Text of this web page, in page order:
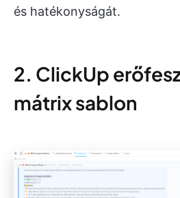
és hatékonyságát.
2. ClickUp
mátrix sablon